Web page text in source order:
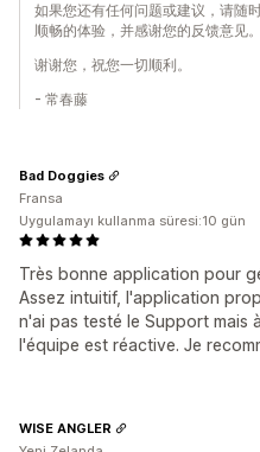
如果您还有任何问题或建议，请随
顺畅的体验，并感谢您的反馈意见。
谢谢您，祝您一切顺利。
- 常春藤
Très bonne application pour
Assez intuitif, l'application
n'ai pas testé le Support mais
l'équipe est réactive. Je
Bad Doggies
Fransa
Uygulamayı kullanma süresi:10 gün
WISE ANGLER